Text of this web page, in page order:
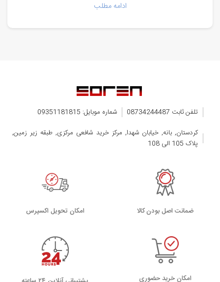
ادامه مطلب
تلفن ثابت 08734244487
شماره موبایل: 09351181815
کردستان, بانه, خیابان شهدا, مرکز خرید شافعی مرکزی, طبقه زیر زمین,
پلاک 105 الی 108
ضمانت اصل بودن کالا اﻣﮑﺎن ﺗﺤﻮﯾﻞ اﮐﺴﭙﺮس
امکان خرید حضوری